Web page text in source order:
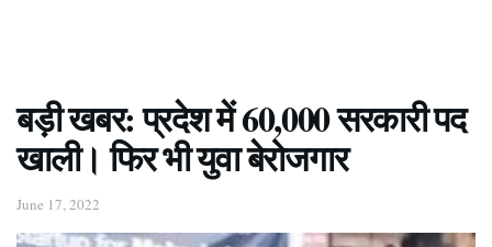
बड़ी खबर: प्रदेश में 60,000 सरकारी पद
खाली। फिर भी युवा बेरोजगार
June 17, 2022